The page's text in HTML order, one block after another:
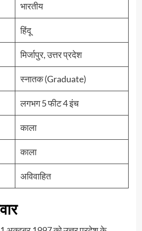
भारतीय
हिंदू
मिर्जापुर, उत्तर प्रदेश
स्नातक (Graduate)
लगभग 5 फीट 4 इंच
काला
काला
अविवाहित